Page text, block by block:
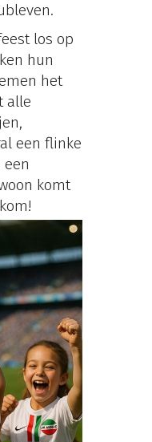
los op
hun
het
alle
een flinke
komt